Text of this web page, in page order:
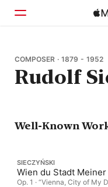
Home
Browse
COMPOSER · 1879 - 1952
Rudolf
Well-Known
SIECZYŃSKI
Wien du Stadt Meiner
Op. 1 · “Vienna, City of My